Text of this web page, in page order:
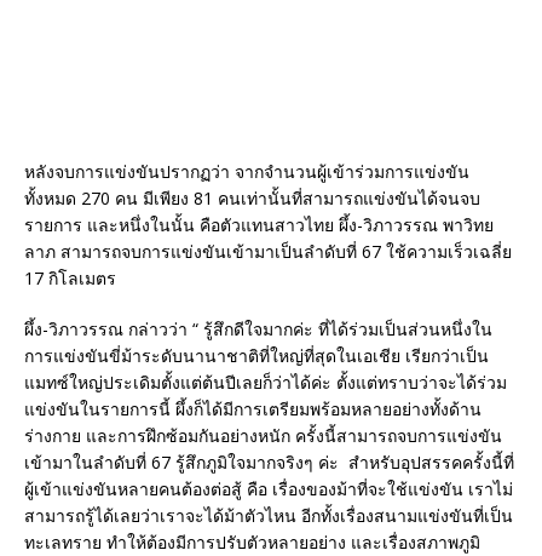
หลังจบการแข่งขันปรากฏว่า จากจำนวนผู้เข้าร่วมการแข่งขัน
ทั้งหมด 270 คน มีเพียง 81 คนเท่านั้นที่สามารถแข่งขันได้จนจบ
รายการ และหนึ่งในนั้น คือตัวแทนสาวไทย ผึ้ง-วิภาวรรณ พาวิทย
ลาภ สามารถจบการแข่งขันเข้ามาเป็นลำดับที่ 67 ใช้ความเร็วเฉลี่ย
17 กิโลเมตร
ผึ้ง-วิภาวรรณ กล่าวว่า “ รู้สึกดีใจมากค่ะ ที่ได้ร่วมเป็นส่วนหนึ่งใน
การแข่งขันขี่ม้าระดับนานาชาติที่ใหญ่ที่สุดในเอเชีย เรียกว่าเป็น
แมทซ์ใหญ่ประเดิมตั้งแต่ต้นปีเลยก็ว่าได้ค่ะ ตั้งแต่ทราบว่าจะได้ร่วม
แข่งขันในรายการนี้ ผึ้งก็ได้มีการเตรียมพร้อมหลายอย่างทั้งด้าน
ร่างกาย และการฝึกซ้อมกันอย่างหนัก ครั้งนี้สามารถจบการแข่งขัน
เข้ามาในลำดับที่ 67 รู้สึกภูมิใจมากจริงๆ ค่ะ สำหรับอุปสรรคครั้งนี้ที่
ผู้เข้าแข่งขันหลายคนต้องต่อสู้ คือ เรื่องของม้าที่จะใช้แข่งขัน เราไม่
สามารถรู้ได้เลยว่าเราจะได้ม้าตัวไหน อีกทั้งเรื่องสนามแข่งขันที่เป็น
ทะเลทราย ทำให้ต้องมีการปรับตัวหลายอย่าง และเรื่องสภาพภูมิ